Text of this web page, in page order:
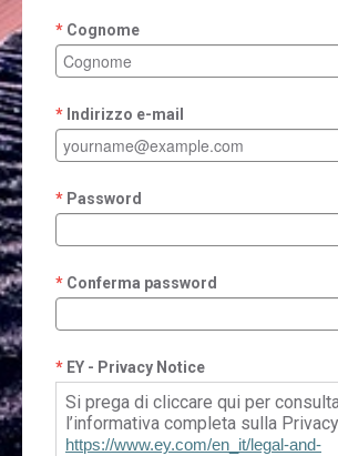
Cognome
Indirizzo e-mail
Password
Conferma password
EY - Privacy Notice
Si prega di cliccare qui per
l’informativa completa sulla
https://www.ey.com/en_it/legal-and-